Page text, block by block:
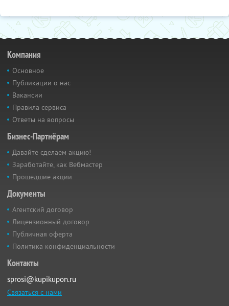
Компания
Основное
Публикации о нас
Вакансии
Правила сервиса
Ответы на вопросы
Бизнес-Партнёрам
Давайте сделаем акцию!
Заработайте, как Вебмастер
Прошедшие акции
Документы
Агентский договор
Лицензионный договор
Публичная оферта
Политика конфиденциальности
Контакты
sprosi@kupikupon.ru
Связаться с нами